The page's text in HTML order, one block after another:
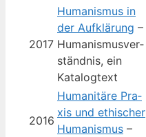
2017
Huma­nis­mus in
der Auf­klä­rung –
Huma­nis­mus­ver­
ständ­nis, ein
Katalogtext
2016
Huma­ni­tä­re Pra­
xis und ethi­scher
Huma­nis­mus –